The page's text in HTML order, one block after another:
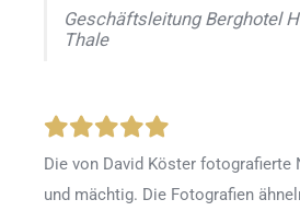
Geschäftsleitung Berghotel
Thale
Die von David Köster fotografierte
und mächtig. Die Fotografien